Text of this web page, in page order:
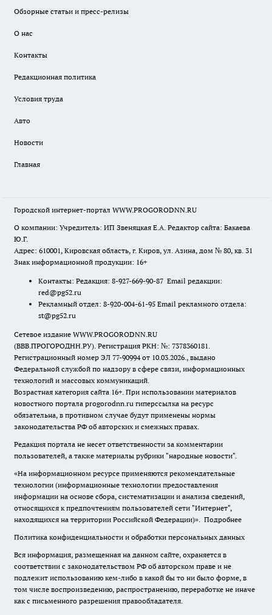
Обзорные статьи и пресс-релизы
О нас
Контакты
Редакционная политика
Условия труда
Авто
Новости
Главная
Городской интернет-портал WWW.PROGORODNN.RU
О компании: Учредитель: ИП Звеняцкая Е.А. Редактор сайта: Бакаева
Ю.Г.
Адрес: 610001, Кировская область, г. Киров, ул. Азина, дом № 80, кв. 31
Знак информационной продукции: 16+
Контакты: Редакция: 8-927-669-90-87 Email редакции:
red@pg52.ru
Рекламный отдел: 8-920-004-61-95 Email рекламного отдела:
st@pg52.ru
Сетевое издание WWW.PROGORODNN.RU
(ВВВ.ПРОГОРОДНН.РУ). Регистрация РКН: №: 7378360181.
Регистрационный номер ЭЛ 77-90994 от 10.03.2026., выдано
Федеральной службой по надзору в сфере связи, информационных
технологий и массовых коммуникаций.
Возрастная категория сайта 16+. При использовании материалов
новостного портала progorodnn.ru гиперссылка на ресурс
обязательна, в противном случае будут применены нормы
законодательства РФ об авторских и смежных правах.
Редакция портала не несет ответственности за комментарии
пользователей, а также материалы рубрики "народные новости".
«На информационном ресурсе применяются рекомендательные
технологии (информационные технологии предоставления
информации на основе сбора, систематизации и анализа сведений,
относящихся к предпочтениям пользователей сети "Интернет",
находящихся на территории Российской Федерации)». Подробнее
Политика конфиденциальности и обработки персональных данных
Вся информация, размещенная на данном сайте, охраняется в
соответствии с законодательством РФ об авторском праве и не
подлежит использованию кем-либо в какой бы то ни было форме, в
том числе воспроизведению, распространению, переработке не иначе
как с письменного разрешения правообладателя.